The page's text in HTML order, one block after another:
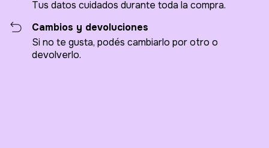
Tus datos cuidados durante toda la compra.
Cambios y devoluciones
Si no te gusta, podés cambiarlo por otro o
devolverlo.